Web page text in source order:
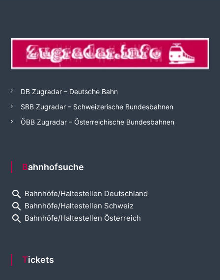
DB Zugradar – Deutsche Bahn
SBB Zugradar – Schweizerische Bundesbahnen
ÖBB Zugradar – Österreichische Bundesbahnen
Bahnhofsuche
search Bahnhöfe/Haltestellen Deutschland
search Bahnhöfe/Haltestellen Schweiz
search Bahnhöfe/Haltestellen Österreich
Tickets